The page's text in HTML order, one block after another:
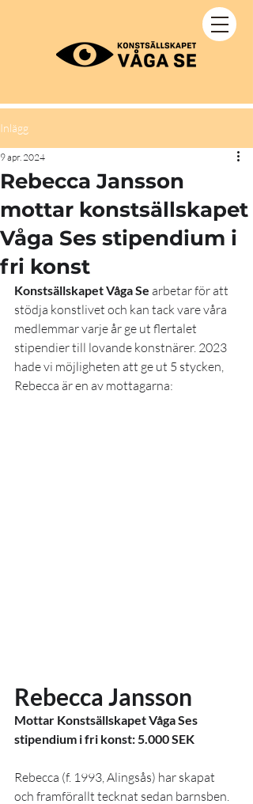
Inlägg
Rebecca Jansson
mottar konstsällskapet
Våga Ses stipendium i
fri konst
9 apr. 2024
Konstsällskapet Våga Se arbetar för att
stödja konstlivet och kan tack vare våra
medlemmar varje år ge ut flertalet
stipendier till lovande konstnärer. 2023
hade vi möjligheten att ge ut 5 stycken,
Rebecca är en av mottagarna:
Rebecca Jansson
Mottar Konstsällskapet Våga Ses
stipendium i fri konst: 5.000 SEK
Rebecca (f. 1993, Alingsås) har skapat
och framförallt tecknat sedan barnsben.